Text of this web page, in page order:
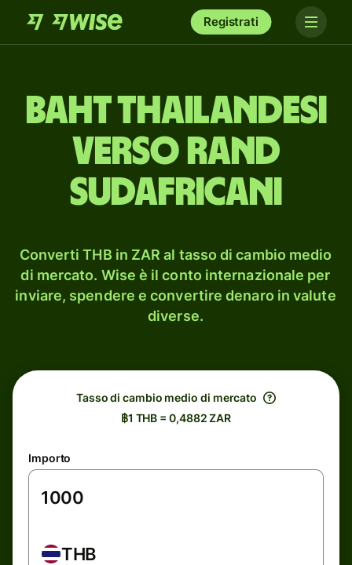
Registrati
baht thailandesi
verso rand
sudafricani
Converti THB in ZAR al tasso di cambio medio
di mercato. Wise è il conto internazionale per
inviare, spendere e convertire denaro in valute
diverse.
Tasso di cambio medio di mercato
฿1 THB = 0,4882 ZAR
Importo
THB